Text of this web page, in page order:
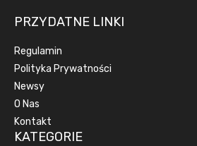
PRZYDATNE LINKI
Regulamin
Polityka Prywatności
Newsy
O Nas
Kontakt
KATEGORIE